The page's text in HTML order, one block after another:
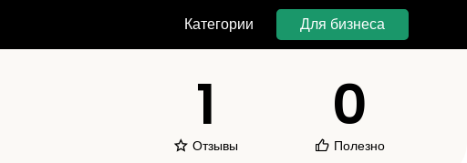
Категории Для бизнеса
1
Отзывы
0
Полезно